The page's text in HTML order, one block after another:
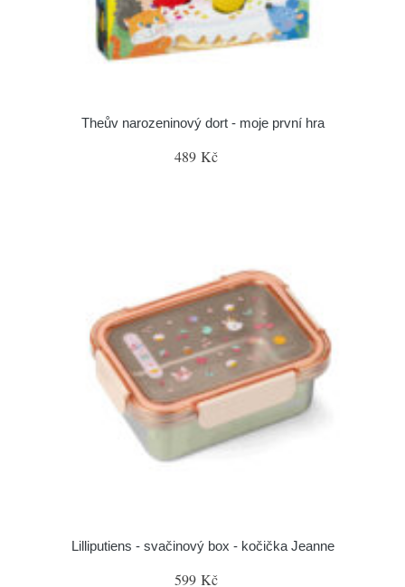
Theův narozeninový dort - moje první hra
489 Kč
Lilliputiens - svačinový box - kočička Jeanne
599 Kč